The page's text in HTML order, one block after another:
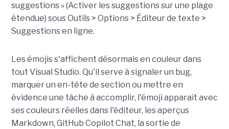
suggestions » (Activer les suggestions sur une plage
étendue) sous Outils > Options > Éditeur de texte >
Suggestions en ligne.
Les émojis s'affichent désormais en couleur dans
tout Visual Studio. Qu'il serve à signaler un bug,
marquer un en-tête de section ou mettre en
évidence une tâche à accomplir, l'émoji apparaît avec
ses couleurs réelles dans l'éditeur, les aperçus
Markdown, GitHub Copilot Chat, la sortie de